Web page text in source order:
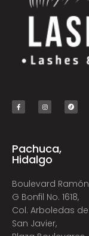
Pachuca,
Hidalgo
Boulevard Ramón
G Bonfil No. 1618,
Col. Arboledas de
San Javier,